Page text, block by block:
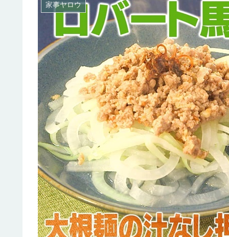
家事ヤロウ